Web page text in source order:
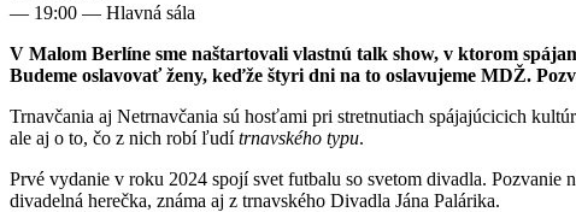
— 19:00 — Hlavná sála
V Malom Berlíne sme naštartovali vlastnú talk show, v ktorom
Budeme oslavovať ženy, keďže štyri dni na to oslavujeme MDŽ.
Trnavčania aj Netrnavčania sú hosťami pri stretnutiach spájajúcicich
ale aj o to, čo z nich robí ľudítrnavského typu.
Prvé vydanie v roku 2024 spojí svet futbalu so svetom divadla.
divadelná herečka, známa aj z trnavského Divadla Jána Palárika.